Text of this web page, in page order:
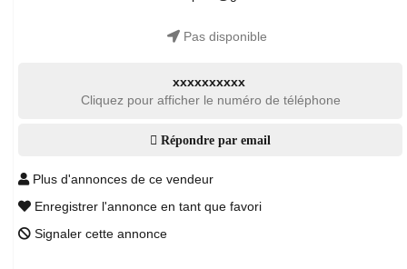
Pas disponible
xxxxxxxxxx
Cliquez pour afficher le numéro de téléphone
Répondre par email
Plus d'annonces de ce vendeur
Enregistrer l'annonce en tant que favori
Signaler cette annonce